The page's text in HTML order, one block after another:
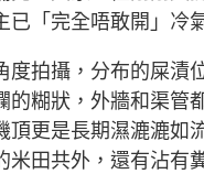
已「完全唔敢開」冷
度拍攝，分布的屎漬
的糊狀，外牆和渠管
頂更是長期濕漉漉如
米田共外，還有沾有